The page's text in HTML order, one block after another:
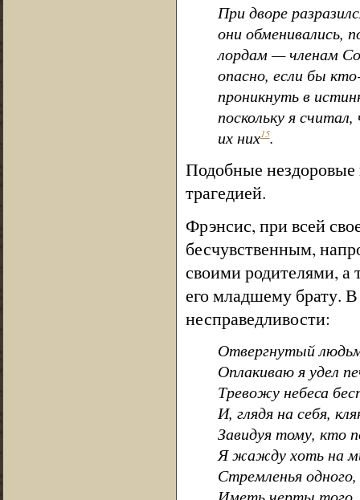
При дворе
они обменивались,
лордам — членам
опасно, если бы
проникнуть в
поскольку я
их них15.
Подобные нездоровые
трагедией.
Фрэнсис, при всей
бесчувственным,
своими родителями, а
его младшему брату.
несправедливости:
Отвергнутый
Оплакиваю я удел
Тревожу небеса
И, глядя на себя,
Завидуя тому, кто
Я жажду хоть на
Стремленья
Иметь черты того,